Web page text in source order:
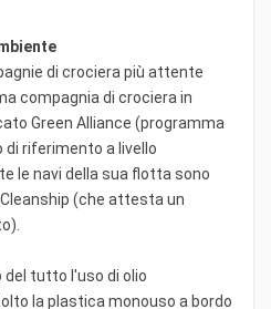
di crociera più attente
compagnia di crociera in
Green Alliance (programma
riferimento a livello
le navi della sua flotta sono
(che attesta un
del tutto l'uso di olio
la plastica monouso a bordo